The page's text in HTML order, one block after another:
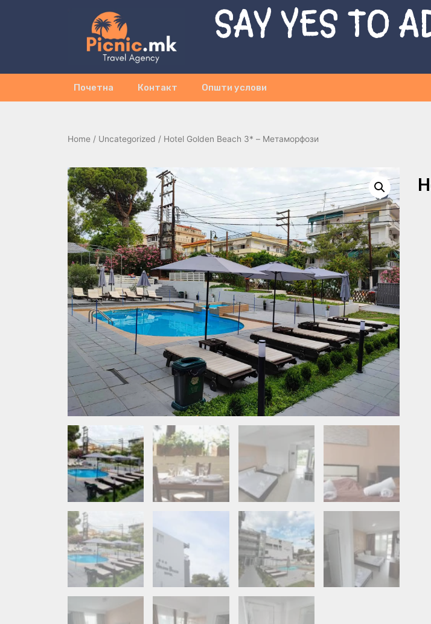
SAY YES TO
Почетна Контакт Општи услови
Home / Uncategorized / Hotel Golden Beach 3* – Метаморфози